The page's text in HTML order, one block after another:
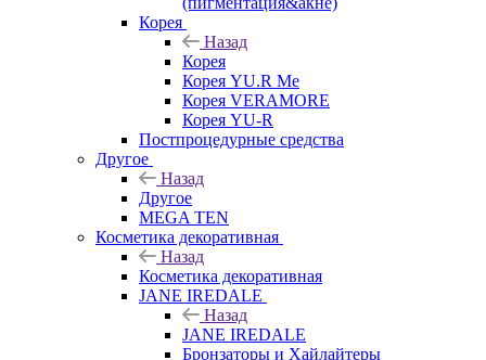
Корея
Назад
Корея
Корея YU.R Me
Корея VERAMORE
Корея YU-R
Постпроцедурные средства
Другое
Назад
Другое
MEGA TEN
Косметика декоративная
Назад
Косметика декоративная
JANE IREDALE
Назад
JANE IREDALE
Бронзаторы и Хайлайтеры